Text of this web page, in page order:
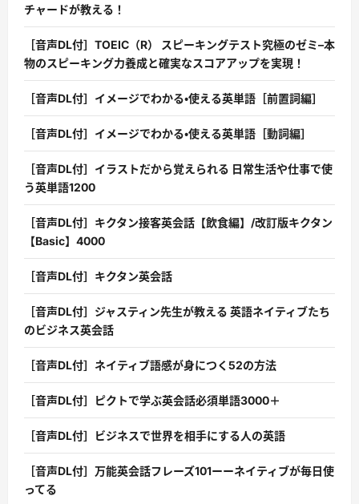
チャードが教える！
［音声DL付］TOEIC（R） スピーキングテスト究極のゼミ–本
物のスピーキング力養成と確実なスコアアップを実現！
［音声DL付］イメージでわかる・使える英単語［前置詞編］
［音声DL付］イメージでわかる・使える英単語［動詞編］
［音声DL付］イラストだから覚えられる 日常生活や仕事で使
う英単語1200
［音声DL付］キクタン接客英会話【飲食編】/改訂版キクタン
【Basic】4000
［音声DL付］キクタン英会話
［音声DL付］ジャスティン先生が教える 英語ネイティブたち
のビジネス英会話
［音声DL付］ネイティブ語感が身につく52の方法
［音声DL付］ピクトで学ぶ英会話必須単語3000＋
［音声DL付］ビジネスで世界を相手にする人の英語
［音声DL付］万能英会話フレーズ101ーーネイティブが毎日使
ってる